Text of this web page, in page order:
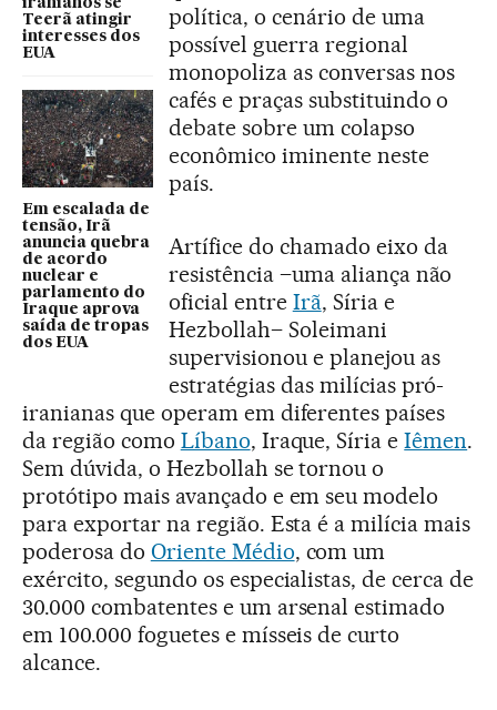
Teerã atingir
interesses dos
EUA
Em escalada de
tensão, Irã
anuncia quebra
de acordo
nuclear e
parlamento do
Iraque aprova
saída de tropas
dos EUA
política, o cenário de uma
possível guerra regional
monopoliza as conversas nos
cafés e praças substituindo o
debate sobre um colapso
econômico iminente neste
país.
Artífice do chamado eixo da
resistência –uma aliança não
oficial entre Irã, Síria e
Hezbollah– Soleimani
supervisionou e planejou as
estratégias das milícias pró-
iranianas que operam em diferentes países
da região como Líbano, Iraque, Síria eIêmen.
Sem dúvida, o Hezbollah se tornou o
protótipo mais avançado e em seu modelo
para exportar na região. Esta é a milícia mais
poderosa do Oriente Médio, com um
exército, segundo os especialistas, de cerca de
30.000 combatentes e um arsenal estimado
em 100.000 foguetes e mísseis de curto
alcance.